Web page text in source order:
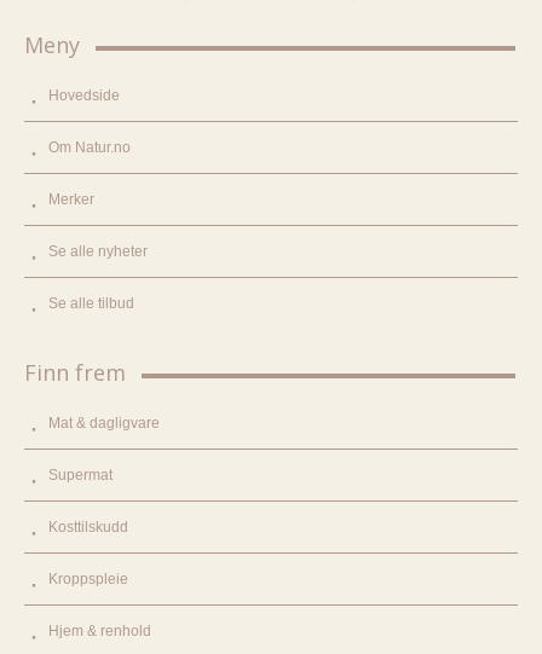
Meny
Hovedside
Om Natur.no
Merker
Se alle nyheter
Se alle tilbud
Finn frem
Mat & dagligvare
Supermat
Kosttilskudd
Kroppspleie
Hjem & renhold